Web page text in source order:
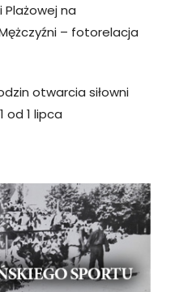
Plażowej na
– fotorelacja
otwarcia siłowni
od 1 lipca